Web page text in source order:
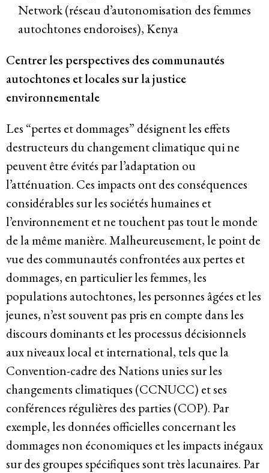
Network(réseau d’autonomisation des femmes
autochtones endoroises), Kenya
Centrer les perspectives des communautés
autochtones et locales sur la justice
environnementale
Les “pertes et dommages” désignent les effets
destructeurs du changement climatique qui ne
peuvent être évités par l’adaptation ou
l’atténuation. Ces impacts ont des conséquences
considérables sur les sociétés humaines et
l’environnement et ne touchent pas tout le monde
de la même manière. Malheureusement, le point de
vue des communautés confrontées aux pertes et
dommages, en particulier les femmes, les
populations autochtones, les personnes âgées et les
jeunes, n’est souvent pas pris en compte dans les
discours dominants et les processus décisionnels
aux niveaux local et international, tels que la
Convention-cadre des Nations unies sur les
changements climatiques (CCNUCC) et ses
conférences régulières des parties (COP). Par
exemple, les données officielles concernant les
dommages non économiques et les impacts inégaux
sur des groupes spécifiques sont très lacunaires. Par